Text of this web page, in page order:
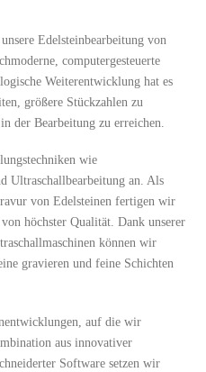
Edelsteinbearbeitung von
computergesteuerte
Weiterentwicklung hat es
größere Stückzahlen zu
der Bearbeitung zu erreichen.
wie
Ultraschallbearbeitung an. Als
von Edelsteinen fertigen wir
höchster Qualität. Dank unserer
können wir
gravieren und feine Schichten
auf die wir
aus innovativer
Software setzen wir